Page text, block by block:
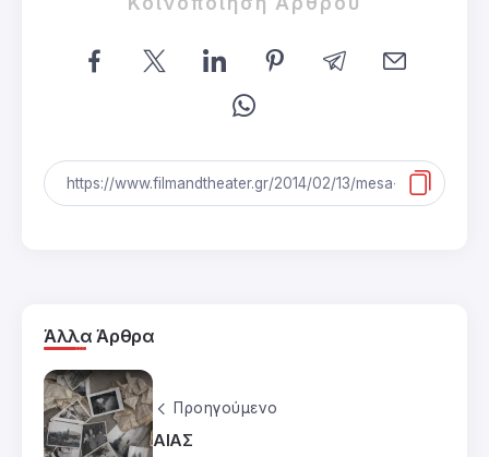
Άλλα Άρθρα
Προηγούμενο
ΑΙΑΣ